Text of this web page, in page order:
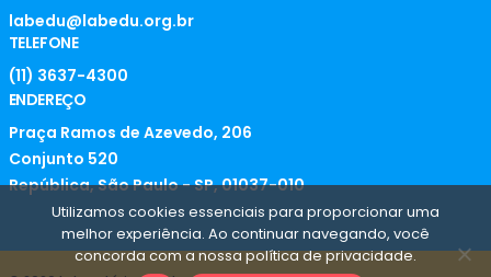
labedu@labedu.org.br
TELEFONE
(11) 3637-4300
ENDEREÇO
Praça Ramos de Azevedo, 206
Conjunto 520
República, São Paulo - SP, 01037-010
Utilizamos cookies essenciais para proporcionar uma
melhor experiência. Ao continuar navegando, você
concorda com a nossa política de privacidade.